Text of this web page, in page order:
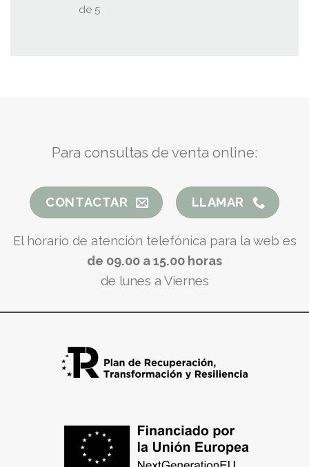
de 5
Para consultas de venta online:
CONTACTAR LLAMAR
El horario de atención telefónica para la web es
de 09.00 a 15.00 horas
de lunes a Viernes